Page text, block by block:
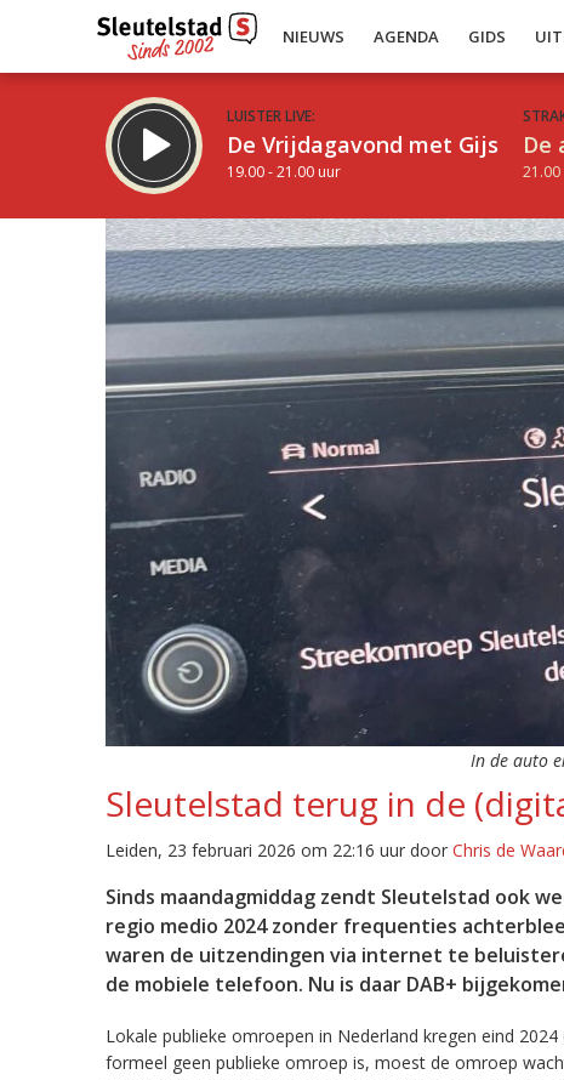
NIEUWS AGENDA GIDS
LUISTER LIVE:
De Vrijdagavond met Gijs
19.00 - 21.00 uur
De
In de auto
Sleutelstad terug in de
Leiden, 23 februari 2026 om 22:16 uur door Chris de
Sinds maandagmiddag zendt Sleutelstad ook
regio medio 2024 zonder frequenties
waren de uitzendingen via internet te
de mobiele telefoon. Nu is daar DAB+
Lokale publieke omroepen in Nederland kregen eind
formeel geen publieke omroep is, moest de omroep